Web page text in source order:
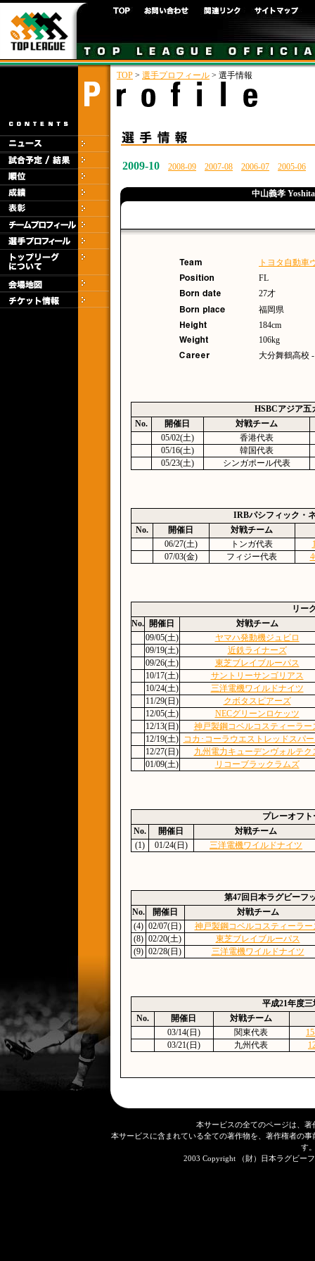
TOP > 選手プロフィール > 選手情報
2009-10 2008-09 2007-08 2006-07 2005-06
中山義孝
トヨタ自動車
FL
27才
福岡県
184cm
106kg
大分舞鶴高校
HSBCアジア五
No.
開催日
対戦チーム
05/02(土)
香港代表
05/16(土)
韓国代表
05/23(土)
シンガポール代表
IRBパシフィック・
No.
開催日
対戦チーム
06/27(土)
トンガ代表
07/03(金)
フィジー代表
リー
No.
開催日
対戦チーム
09/05(土)
ヤマハ発動機ジュビロ
09/19(土)
近鉄ライナーズ
09/26(土)
東芝ブレイブルーパス
10/17(土)
サントリーサンゴリアス
10/24(土)
三洋電機ワイルドナイツ
11/29(日)
クボタスピアーズ
12/05(土)
NECグリーンロケッツ
12/13(日)
神戸製鋼コベルコスティーラー
12/19(土)
コカ･コーラウエストレッドスパ
12/27(日)
九州電力キューデンヴォルテク
01/09(土)
リコーブラックラムズ
プレーオフ
No.
開催日
対戦チーム
(1)
01/24(日) 三洋電機ワイルドナイツ
第47回日本ラグビーフ
No.
開催日
対戦チーム
(4) 02/07(日)
神戸製鋼コベルコスティーラー
(8) 02/20(土)
東芝ブレイブルーパス
(9) 02/28(日) 三洋電機ワイルドナイツ
平成21年度
No.
開催日 対戦チーム
03/14(日)
関東代表
03/21(日)
九州代表
本サービスの全てのページは、
本サービスに含まれている全ての著作物を、著作権者の
す
2003 Copyright （財）日本ラグビー